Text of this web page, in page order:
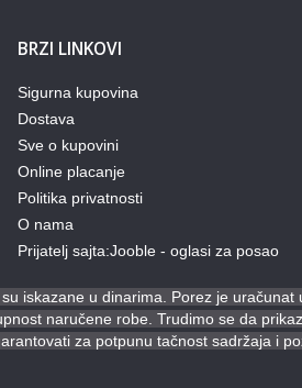
BRZI LINKOVI
Sigurna kupovina
Dostava
Sve o kupovini
Online placanje
Politika privatnosti
O nama
Prijatelj sajta:Jooble - oglasi za posao
iskazane u dinarima. Porez je
naručene robe. Trudimo se da
za potpunu tačnost sadržaja i